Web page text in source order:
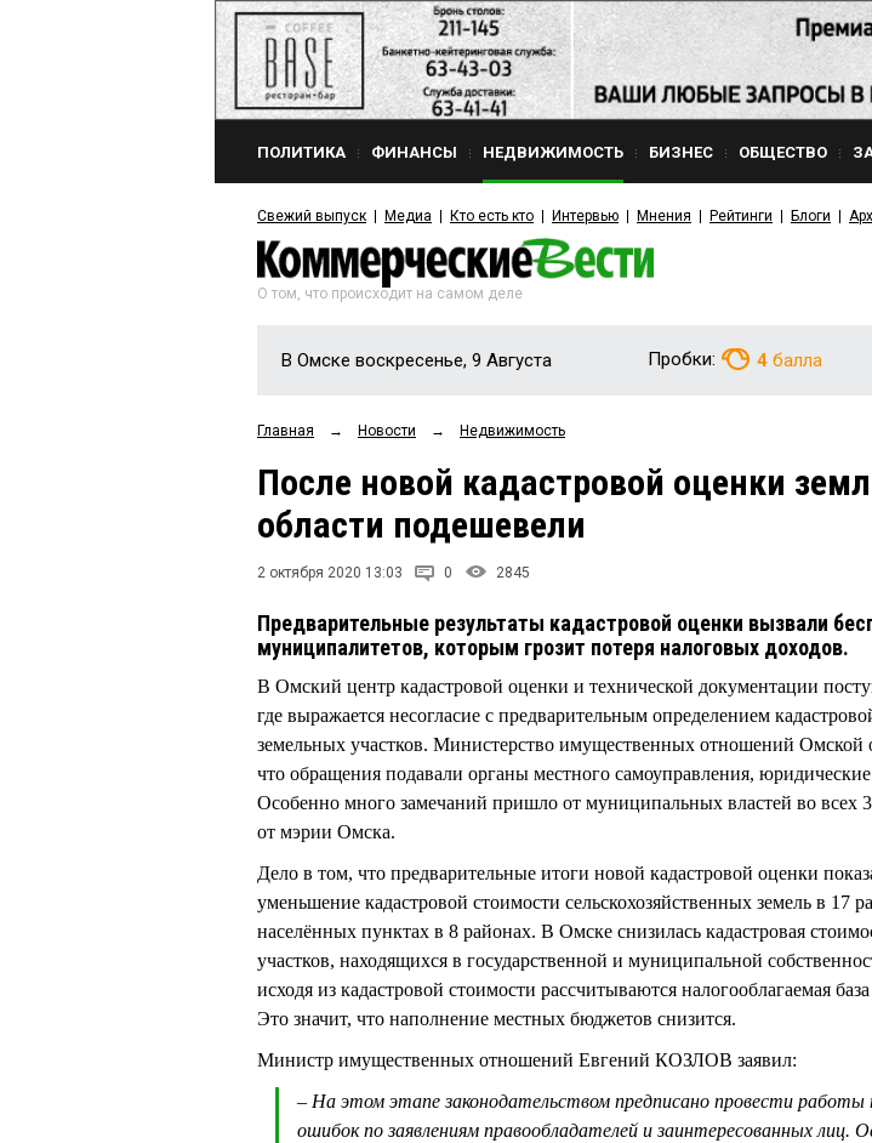
ПОЛИТИКА ФИНАНСЫ НЕДВИЖИМОСТЬ БИЗНЕС ОБЩЕСТВО
Свежий выпуск Медиа Кто есть кто Интервью Мнения Рейтинги Блоги
О том, что происходит на самом деле
В Омске воскресенье, 9 Августа Пробки: 4 балла
Главная → Новости → Недвижимость
После новой кадастровой оценки
области подешевели
2 октября 2020 13:03 0 2845
Предварительные результаты кадастровой оценки вызвали
муниципалитетов, которым грозит потеря налоговых доходов.
В Омский центр кадастровой оценки и технической документации
где выражается несогласие с предварительным определением
земельных участков. Министерство имущественных отношений Омской
что обращения подавали органы местного самоуправления,
Особенно много замечаний пришло от муниципальных властей во всех
от мэрии Омска.
Дело в том, что предварительные итоги новой кадастровой оценки
уменьшение кадастровой стоимости сельскохозяйственных земель в 17
населённых пунктах в 8 районах. В Омске снизилась кадастровая
участков, находящихся в государственной и муниципальной
исходя из кадастровой стоимости рассчитываются налогооблагаемая
Это значит, что наполнение местных бюджетов снизится.
Министр имущественных отношений Евгений КОЗЛОВ заявил:
– На этом этапе законодательством предписано провести работы
ошибок по заявлениям правообладателей и заинтересованных лиц.